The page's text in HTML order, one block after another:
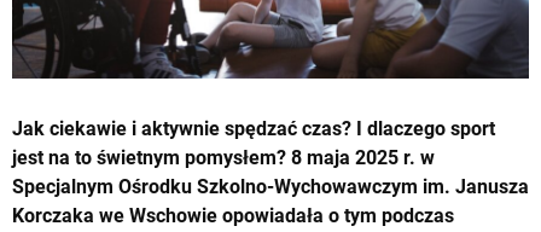
Jak ciekawie i aktywnie spędzać czas? I dlaczego sport
jest na to świetnym pomysłem? 8 maja 2025 r. w
Specjalnym Ośrodku Szkolno-Wychowawczym im. Janusza
Korczaka we Wschowie opowiadała o tym podczas